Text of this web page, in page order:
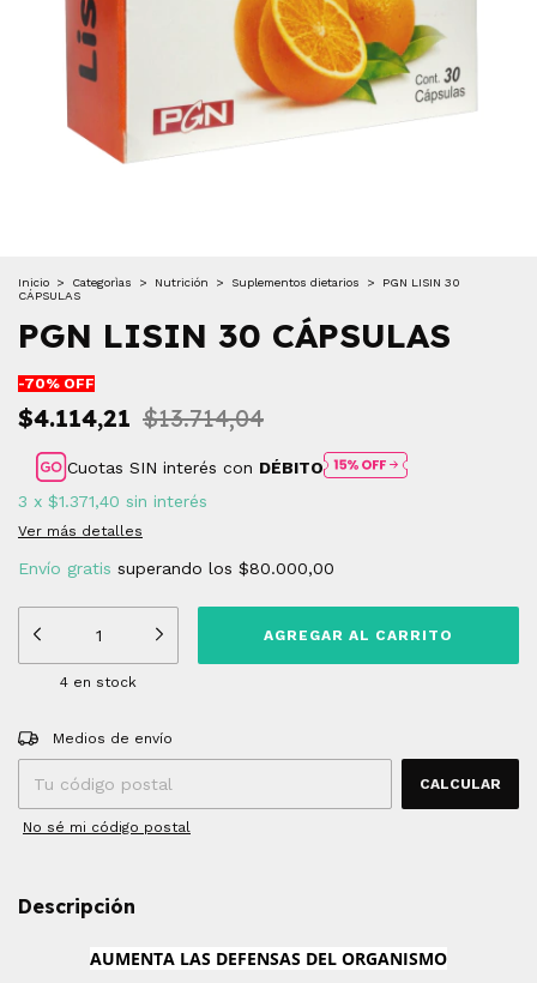
Inicio > Categorìas > Nutrición > Suplementos dietarios >
PGN LISIN 30
CÁPSULAS
PGN LISIN 30 CÁPSULAS
-70% OFF
$4.114,21 $13.714,04
Cuotas SIN interés con DÉBITO
3 x $1.371,40 sin interés
Ver más detalles
Envío gratis superando los $80.000,00
4 en stock
Entregas para el CP:
Medios de envío
CALCULAR
No sé mi código postal
Descripción
AUMENTA LAS DEFENSAS DEL ORGANISMO